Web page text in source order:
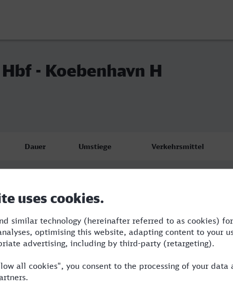
- Koebenhavn H
Dauer Umstiege Verkehrsmittel
8:32 3 RE,ECE,ICE